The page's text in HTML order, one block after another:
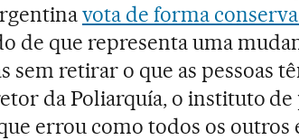
vota de forma
de que representa uma
sem retirar o que as pessoas
da Poliarquía, o instituto de
errou como todos os